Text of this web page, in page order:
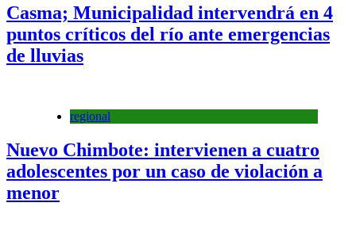
Casma; Municipalidad intervendrá en 4
puntos críticos del río ante emergencias
de lluvias
regional
Nuevo Chimbote: intervienen a cuatro
adolescentes por un caso de violación a
menor